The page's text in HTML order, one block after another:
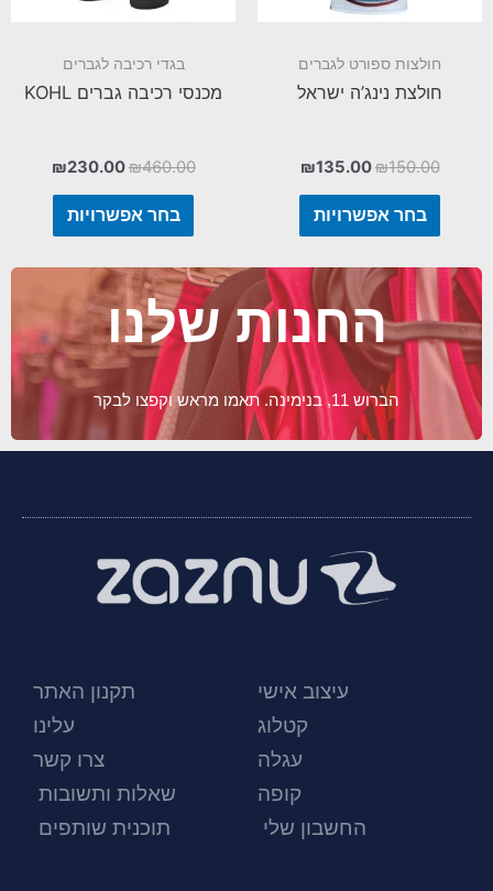
חולצות ספורט לגברים
חולצת נינג’ה ישראל
₪150.00
₪135.00
בחר אפשרויות
בגדי רכיבה לגברים
מכנסי רכיבה גברים KOHL
₪460.00
₪230.00
בחר אפשרויות
החנות שלנו
הברוש 11, בנימינה. תאמו מראש וקפצו לבקר
עיצוב אישי
קטלוג
עגלה
קופה
החשבון שלי
תקנון האתר
עלינו
צרו קשר
שאלות ותשובות
תוכנית שותפים